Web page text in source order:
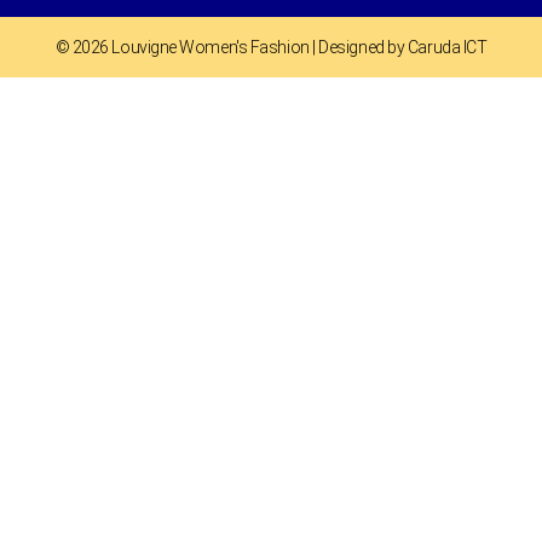
© 2026 Louvigne Women's Fashion | Designed by Caruda ICT